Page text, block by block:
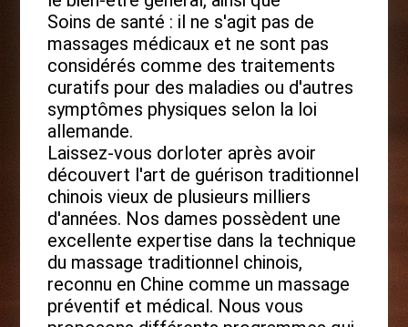
Soins de santé : il ne s'agit pas de
massages médicaux et ne sont pas
considérés comme des traitements
curatifs pour des maladies ou d'autres
symptômes physiques selon la loi
allemande.
Laissez-vous dorloter après avoir
découvert l'art de guérison traditionnel
chinois vieux de plusieurs milliers
d'années. Nos dames possèdent une
excellente expertise dans la technique
du massage traditionnel chinois,
reconnu en Chine comme un massage
préventif et médical. Nous vous